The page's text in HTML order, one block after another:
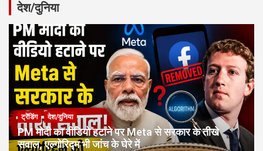
देश/दुनिया
ट्रेंडिंग देश/दुनिया
PM मोदी का वीडियो हटाने पर Meta से सरकार के तीखे
सवाल, एल्गोरिद्म भी जांच के घेरे में